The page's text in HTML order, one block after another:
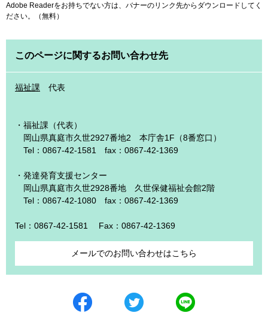
Adobe Readerをお持ちでない方は、バナーのリンク先からダウンロードしてく
ださい。（無料）
このページに関するお問い合わせ先
福祉課 代表
・福祉課（代表）
岡山県真庭市久世2927番地2 本庁舎1F（8番窓口）
Tel：0867-42-1581 fax：0867-42-1369
・発達発育支援センター
岡山県真庭市久世2928番地 久世保健福祉会館2階
Tel：0867-42-1080 fax：0867-42-1369
Tel：0867-42-1581 Fax：0867-42-1369
メールでのお問い合わせはこちら